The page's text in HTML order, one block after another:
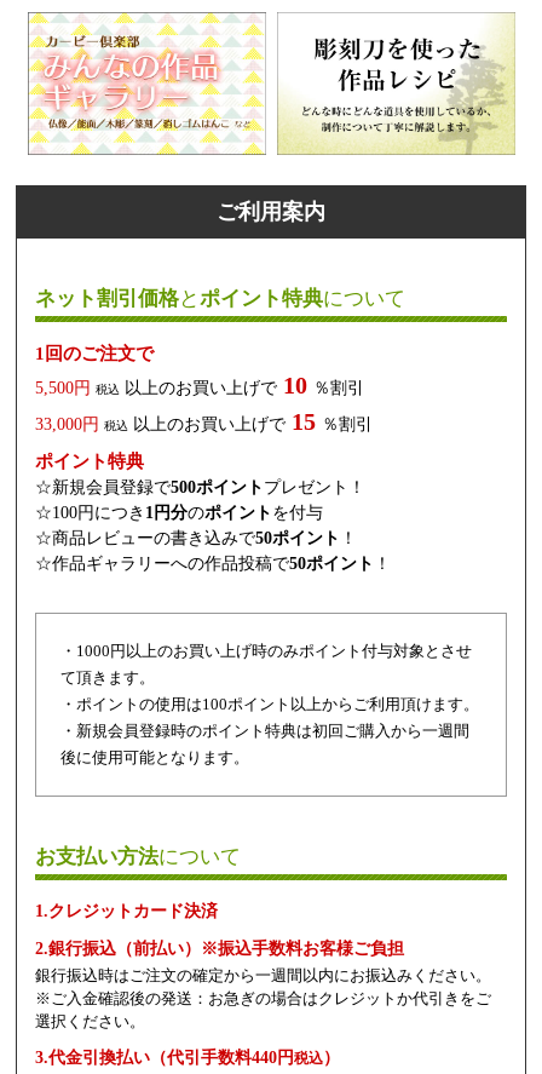
ご利用案内
ネット割引価格とポイント特典について
1回のご注文で
5,500円 税込 以上のお買い上げで 10 ％割引
33,000円 税込 以上のお買い上げで 15 ％割引
ポイント特典
☆新規会員登録で500ポイント プレゼント！
☆100円につき 1円分のポイント を付与
☆商品レビューの書き込みで50ポイント ！
☆作品ギャラリーへの作品投稿で50ポイント ！
・1000円以上のお買い上げ時のみポイント付与対象とさせ
て頂きます。
・ポイントの使用は100ポイント以上からご利用頂けます。
・新規会員登録時のポイント特典は初回ご購入から一週間
後に使用可能となります。
お支払い方法について
1.クレジットカード決済
2.銀行振込（前払い）※振込手数料お客様ご負担
銀行振込時はご注文の確定から一週間以内にお振込みください。
※ご入金確認後の発送：お急ぎの場合はクレジットか代引きをご
選択ください。
3.代金引換払い（代引手数料440円税込）